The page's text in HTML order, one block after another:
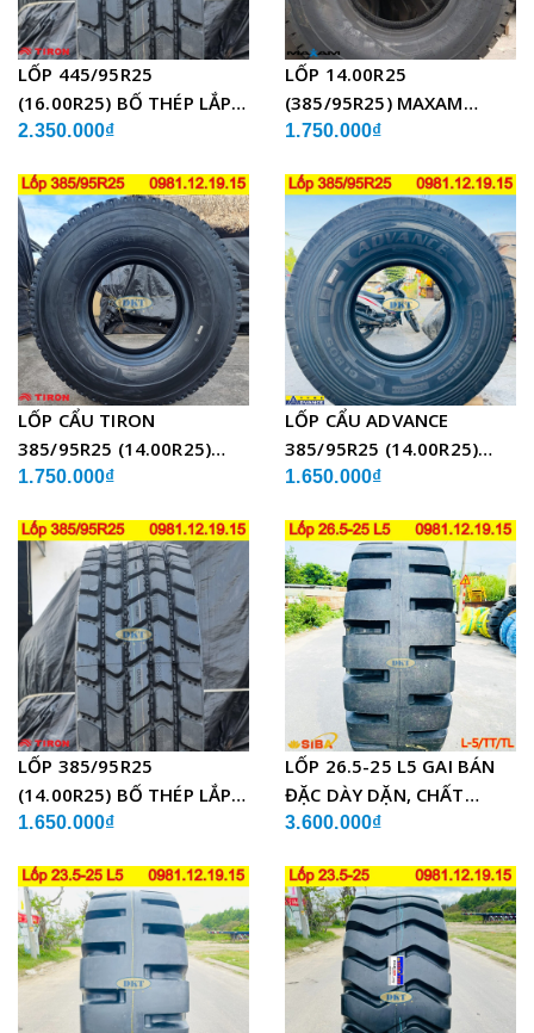
LỐP 445/95R25
(16.00R25) BỐ THÉP LẮP
XE CẨU
2.350.000₫
LỐP 14.00R25
(385/95R25) MAXAM
MSVO1 BỐ THÉP LẮP XE
1.750.000₫
LỐP CẨU TIRON
385/95R25 (14.00R25)
TCH21 BỐ THÉP
1.750.000₫
LỐP CẨU ADVANCE
385/95R25 (14.00R25)
GLB05 BỐ THÉP
1.650.000₫
LỐP 385/95R25
(14.00R25) BỐ THÉP LẮP
XE CẨU
1.650.000₫
LỐP 26.5-25 L5 GAI BÁN
ĐẶC DÀY DẶN, CHẤT
LƯỢNG
3.600.000₫